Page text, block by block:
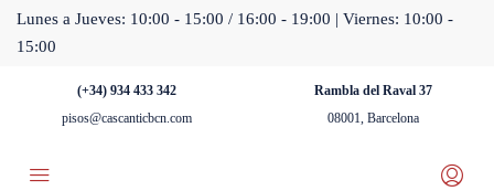
Lunes a Jueves: 10:00 - 15:00 / 16:00 - 19:00 | Viernes: 10:00 -
15:00
(+34) 934 433 342
pisos@cascanticbcn.com
Rambla del Raval 37
08001, Barcelona